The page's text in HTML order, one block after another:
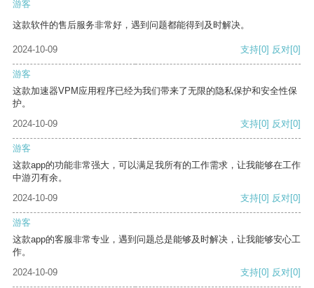
游客
这款软件的售后服务非常好，遇到问题都能得到及时解决。
2024-10-09 支持[0] 反对[0]
游客
这款加速器VPM应用程序已经为我们带来了无限的隐私保护和安全性保
护。
2024-10-09
支持[0] 反对[0]
游客
这款app的功能非常强大，可以满足我所有的工作需求，让我能够在工作
中游刃有余。
2024-10-09
支持[0] 反对[0]
游客
这款app的客服非常专业，遇到问题总是能够及时解决，让我能够安心工
作。
2024-10-09
支持[0] 反对[0]